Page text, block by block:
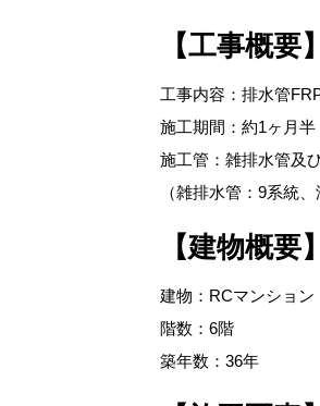
【工事概要】
工事内容：排水管
施工期間：約1ヶ月半
施工管：雑排水管及
（雑排水管：9系統
【建物概要】
建物：RCマンション
階数：6階
築年数：36年